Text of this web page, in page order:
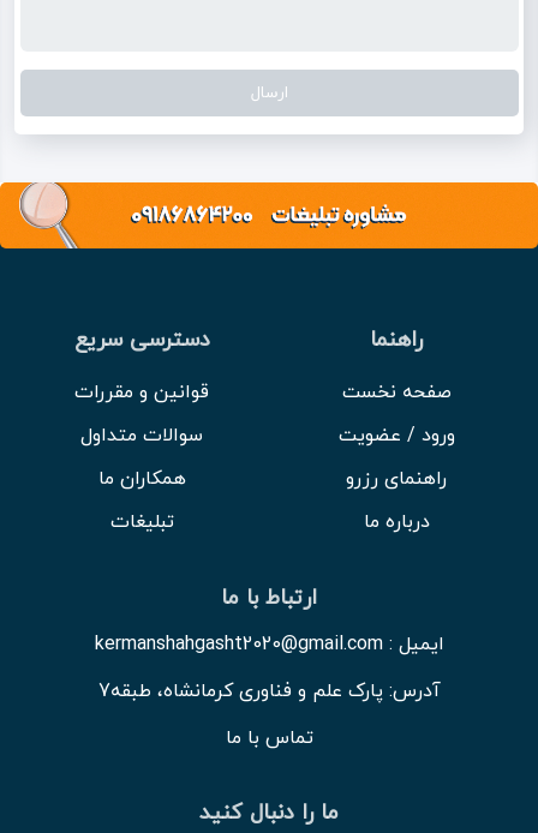
راهنما
صفحه نخست
ورود / عضویت
راهنمای رزرو
درباره ما
دسترسی سریع
قوانین و مقررات
سوالات متداول
همکاران ما
تبلیغات
ارتباط با ما
ایمیل : kermanshahgasht2020@gmail.com
آدرس: پارک علم و فناوری کرمانشاه، طبقه7
تماس با ما
ما را دنبال کنید